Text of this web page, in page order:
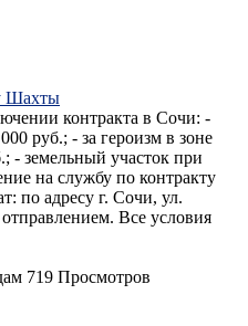
Шахты
контракта в Сочи: -
руб.; - за героизм в зоне
- земельный участок при
на службу по контракту
по адресу г. Сочи, ул.
Все условия
719 Просмотров